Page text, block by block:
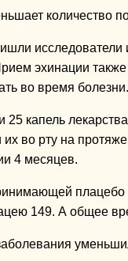
количество
исследователи
эхинации
во время болезни.
капель
во рту на
4 месяцев.
149. А общее